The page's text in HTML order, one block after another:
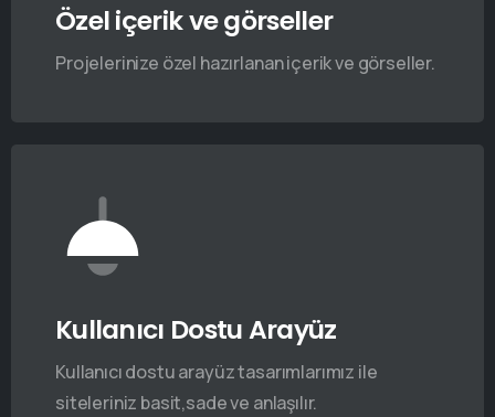
Özel içerik ve görseller
Projelerinize özel hazırlanan içerik ve görseller.
Kullanıcı Dostu Arayüz
Kullanıcı dostu arayüz tasarımlarımız ile
siteleriniz basit,sade ve anlaşılır.